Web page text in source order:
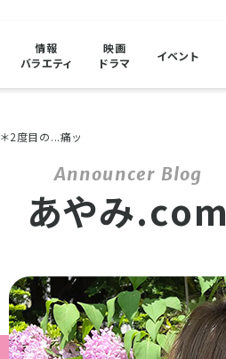
情報
バラエティ
映画
ドラマ
イベント
＊2度目の...痛ッ
あやみ.com